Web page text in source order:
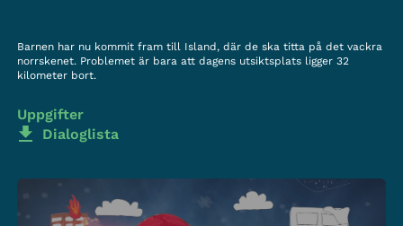
Barnen har nu kommit fram till Island, där de ska titta på det vackra
norrskenet. Problemet är bara att dagens utsiktsplats ligger 32
kilometer bort.
Uppgifter
Dialoglista